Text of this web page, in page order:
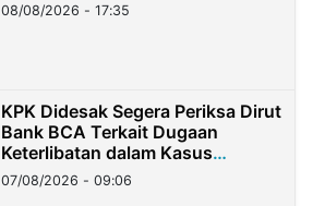
08/08/2026 - 17:35
KPK Didesak Segera Periksa Dirut
Bank BCA Terkait Dugaan
Keterlibatan dalam Kasus
Hilangnya Dana Nasabah Rp2,58
Miliar
07/08/2026 - 09:06